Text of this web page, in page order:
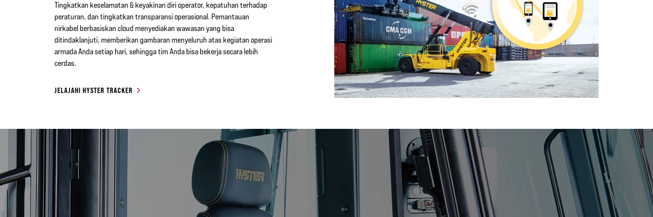
Tingkatkan keselamatan & keyakinan diri operator, kepatuhan terhadap
peraturan, dan tingkatkan transparansi operasional. Pemantauan
nirkabel berbasiskan cloud menyediakan wawasan yang bisa
ditindaklanjuti, memberikan gambaran menyeluruh atas kegiatan operasi
armada Anda setiap hari, sehingga tim Anda bisa bekerja secara lebih
cerdas.
JELAJAHI HYSTER TRACKER